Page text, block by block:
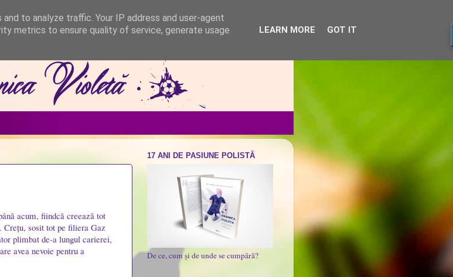
acum, fiindcă creează tot
Crețu, sosit tot pe filiera Gaz
plimbat de-a lungul carierei,
avea nevoie pentru a
17 ANI DE PASIUNE POLISTĂ
De ce, cum și de unde se cumpără?
to analyze traffic. Your IP address and user-agent
metrics to ensure quality of service, generate usage
LEARN MORE GOT IT